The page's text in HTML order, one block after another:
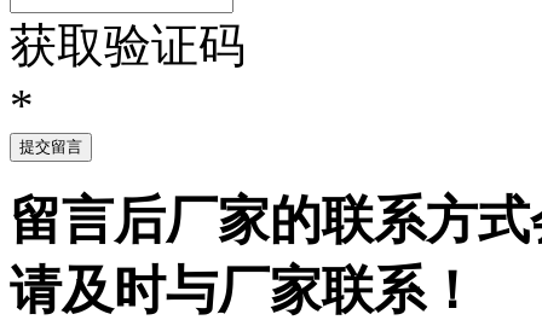
获取验证码
*
提交留言
留言后厂家的联系方
请及时与厂家联系！